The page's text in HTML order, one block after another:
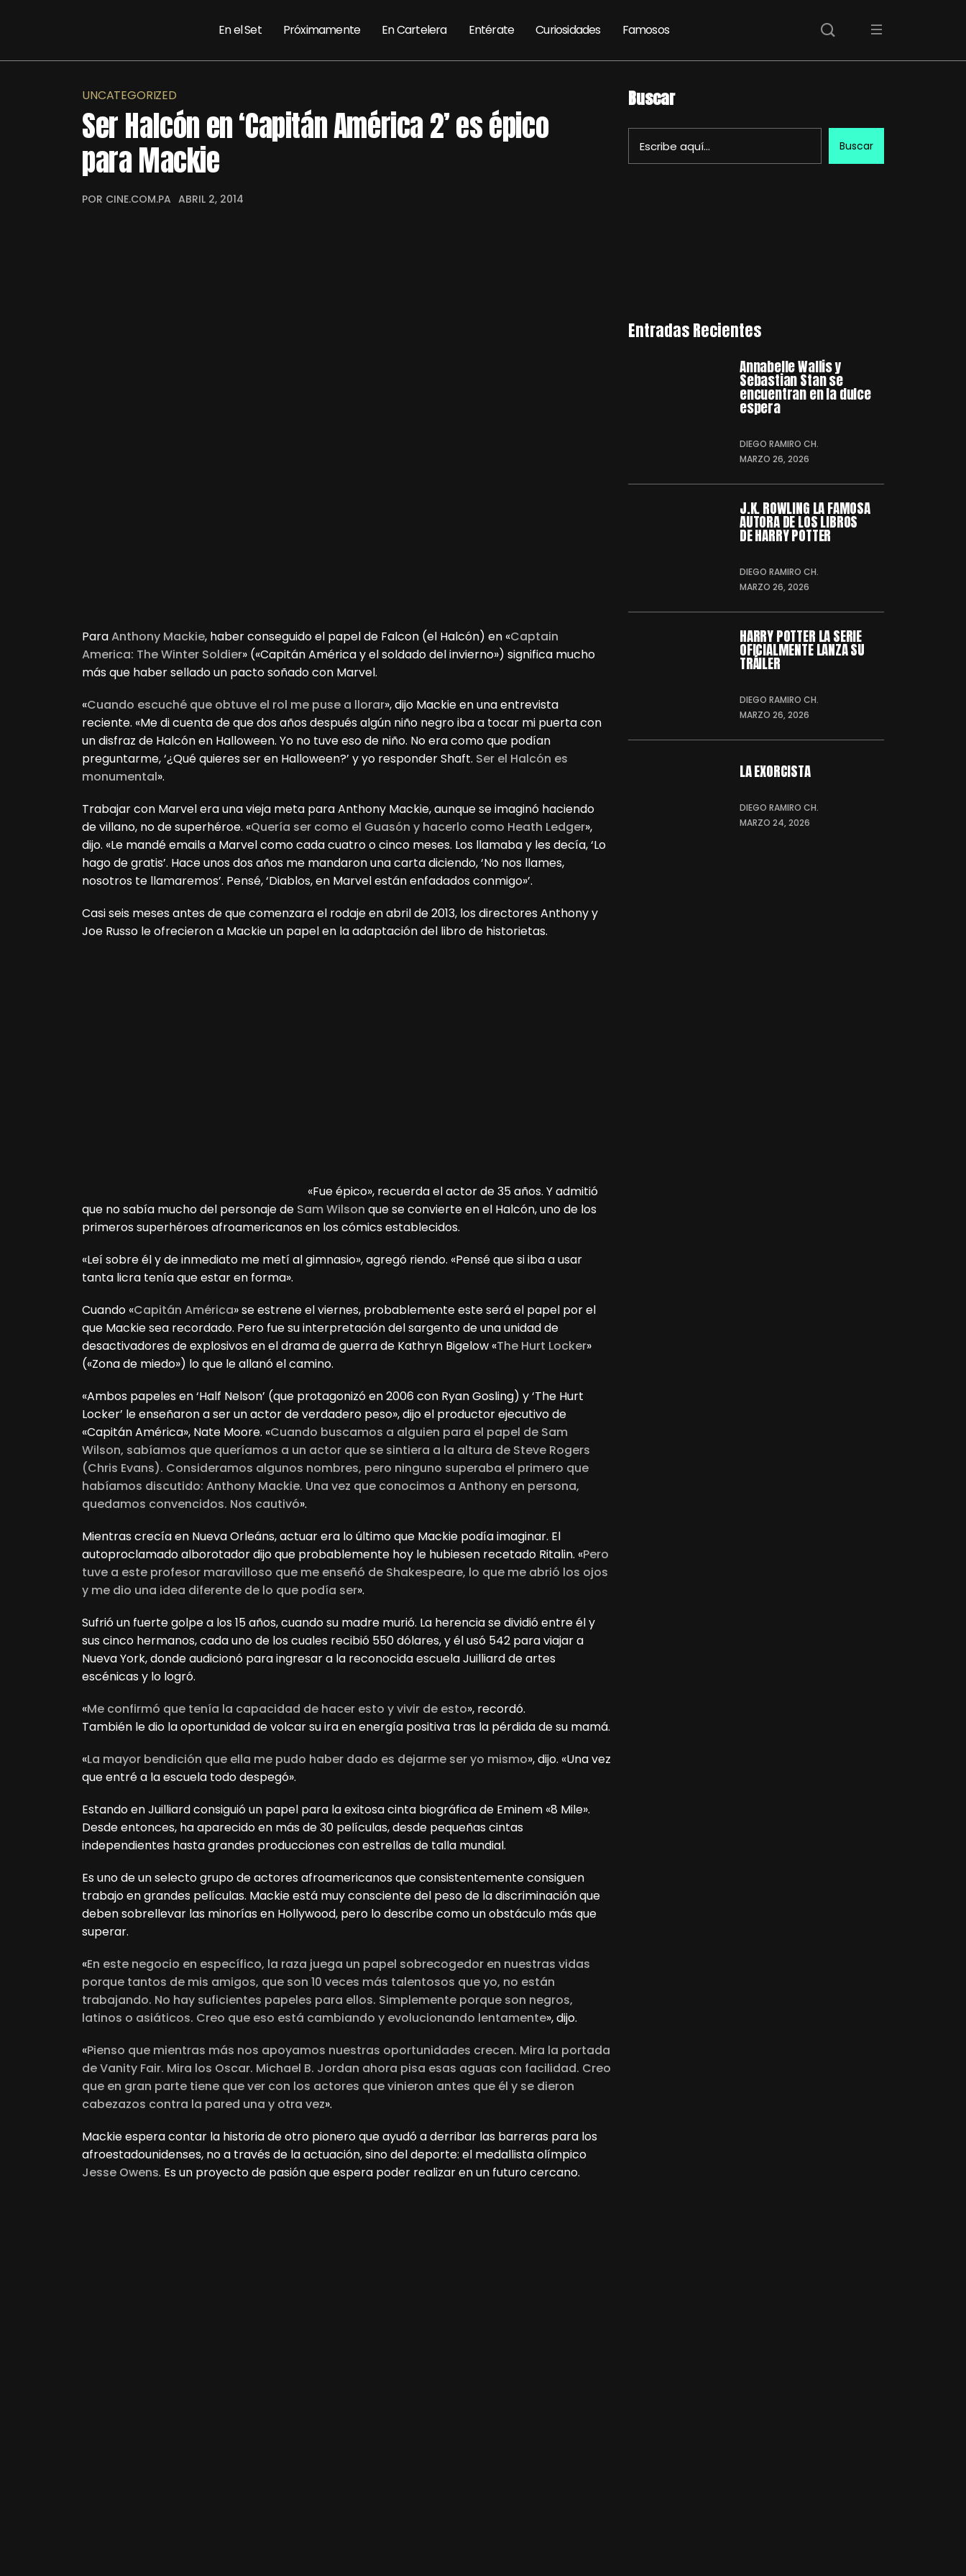
En el Set Próximamente En Cartelera Entérate Curiosidades Famosos
UNCATEGORIZED
Ser Halcón en ‘Capitán América 2’ es épico
para Mackie
POR CINE.COM.PA ABRIL 2, 2014
ParaAnthony Mackie, haber conseguido el papel de Falcon (el Halcón) en «Captain
America: The Winter Soldier» («Capitán América y el soldado del invierno») significa mucho
más que haber sellado un pacto soñado con Marvel.
«Cuando escuché que obtuve el rol me puse a llorar», dijo Mackie en una entrevista
reciente. «Me di cuenta de que dos años después algún niño negro iba a tocar mi puerta con
un disfraz de Halcón en Halloween. Yo no tuve eso de niño. No era como que podían
preguntarme, ‘¿Qué quieres ser en Halloween?’ y yo responder Shaft. Ser el Halcón es
monumental».
Trabajar con Marvel era una vieja meta para Anthony Mackie, aunque se imaginó haciendo
de villano, no de superhéroe. «Quería ser como el Guasón y hacerlo como Heath Ledger»,
dijo. «Le mandé emails a Marvel como cada cuatro o cinco meses. Los llamaba y les decía, ‘Lo
hago de gratis’. Hace unos dos años me mandaron una carta diciendo, ‘No nos llames,
nosotros te llamaremos’. Pensé, ‘Diablos, en Marvel están enfadados conmigo»’.
Casi seis meses antes de que comenzara el rodaje en abril de 2013, los directores Anthony y
Joe Russo le ofrecieron a Mackie un papel en la adaptación del libro de historietas.
«Fue épico», recuerda el actor de 35 años. Y admitió
que no sabía mucho del personaje de Sam Wilson que se convierte en el Halcón, uno de los
primeros superhéroes afroamericanos en los cómics establecidos.
«Leí sobre él y de inmediato me metí al gimnasio», agregó riendo. «Pensé que si iba a usar
tanta licra tenía que estar en forma».
Cuando «Capitán América» se estrene el viernes, probablemente este será el papel por el
que Mackie sea recordado. Pero fue su interpretación del sargento de una unidad de
desactivadores de explosivos en el drama de guerra de Kathryn Bigelow «The Hurt Locker»
(«Zona de miedo») lo que le allanó el camino.
«Ambos papeles en ‘Half Nelson’ (que protagonizó en 2006 con Ryan Gosling) y ‘The Hurt
Locker’ le enseñaron a ser un actor de verdadero peso», dijo el productor ejecutivo de
«Capitán América», Nate Moore. «Cuando buscamos a alguien para el papel de Sam
Wilson, sabíamos que queríamos a un actor que se sintiera a la altura de Steve Rogers
(Chris Evans). Consideramos algunos nombres, pero ninguno superaba el primero que
habíamos discutido: Anthony Mackie. Una vez que conocimos a Anthony en persona,
quedamos convencidos. Nos cautivó».
Mientras crecía en Nueva Orleáns, actuar era lo último que Mackie podía imaginar. El
autoproclamado alborotador dijo que probablemente hoy le hubiesen recetado Ritalin. «Pero
tuve a este profesor maravilloso que me enseñó de Shakespeare, lo que me abrió los ojos
y me dio una idea diferente de lo que podía ser».
Sufrió un fuerte golpe a los 15 años, cuando su madre murió. La herencia se dividió entre él y
sus cinco hermanos, cada uno de los cuales recibió 550 dólares, y él usó 542 para viajar a
Nueva York, donde audicionó para ingresar a la reconocida escuela Juilliard de artes
escénicas y lo logró.
«Me confirmó que tenía la capacidad de hacer esto y vivir de esto», recordó.
También le dio la oportunidad de volcar su ira en energía positiva tras la pérdida de su mamá.
«La mayor bendición que ella me pudo haber dado es dejarme ser yo mismo», dijo. «Una vez
que entré a la escuela todo despegó».
Estando en Juilliard consiguió un papel para la exitosa cinta biográfica de Eminem «8 Mile».
Desde entonces, ha aparecido en más de 30 películas, desde pequeñas cintas
independientes hasta grandes producciones con estrellas de talla mundial.
Es uno de un selecto grupo de actores afroamericanos que consistentemente consiguen
trabajo en grandes películas. Mackie está muy consciente del peso de la discriminación que
deben sobrellevar las minorías en Hollywood, pero lo describe como un obstáculo más que
superar.
«En este negocio en específico, la raza juega un papel sobrecogedor en nuestras vidas
porque tantos de mis amigos, que son 10 veces más talentosos que yo, no están
trabajando. No hay suficientes papeles para ellos. Simplemente porque son negros,
latinos o asiáticos. Creo que eso está cambiando y evolucionando lentamente», dijo.
«Pienso que mientras más nos apoyamos nuestras oportunidades crecen. Mira la portada
de Vanity Fair. Mira los Oscar. Michael B. Jordan ahora pisa esas aguas con facilidad. Creo
que en gran parte tiene que ver con los actores que vinieron antes que él y se dieron
cabezazos contra la pared una y otra vez».
Mackie espera contar la historia de otro pionero que ayudó a derribar las barreras para los
afroestadounidenses, no a través de la actuación, sino del deporte: el medallista olímpico
Jesse Owens. Es un proyecto de pasión que espera poder realizar en un futuro cercano.
Buscar
Buscar
Entradas Recientes
Annabelle Wallis y
Sebastian Stan se
encuentran en la dulce
espera
DIEGO RAMIRO CH.
MARZO 26, 2026
J.K. ROWLING LA FAMOSA
AUTORA DE LOS LIBROS
DE HARRY POTTER
DIEGO RAMIRO CH.
MARZO 26, 2026
HARRY POTTER LA SERIE
OFICIALMENTE LANZA SU
TRÁILER
DIEGO RAMIRO CH.
MARZO 26, 2026
LA EXORCISTA
DIEGO RAMIRO CH.
MARZO 24, 2026